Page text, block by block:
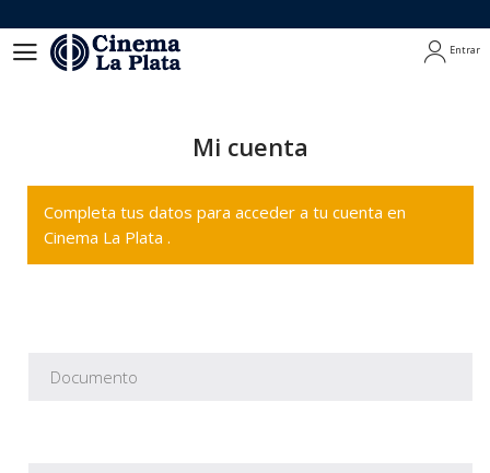
Entrar
Mi cuenta
Completa tus datos para acceder a tu cuenta en
Cinema La Plata .